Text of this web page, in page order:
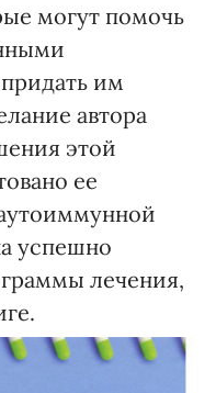
могут помочь
им
автора
этой
ее
успешно
лечения,